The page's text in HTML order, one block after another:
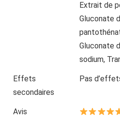
Extrait de
Gluconate
Gluconate
sodium,
Effets
secondaires
Pas
Avis